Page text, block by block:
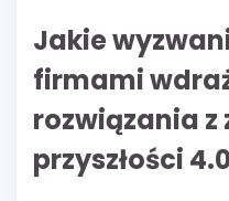
Jakie
firmami
rozwiązania
przyszłości